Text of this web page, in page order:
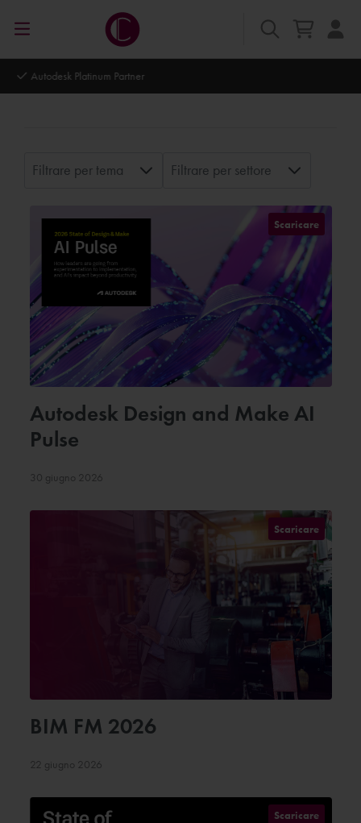
Autodesk Platinum Partner
Filtrare per tema Filtrare per settore
Scaricare
Autodesk Design and Make AI
Pulse
30 giugno 2026
Scaricare
BIM FM 2026
22 giugno 2026
Scaricare